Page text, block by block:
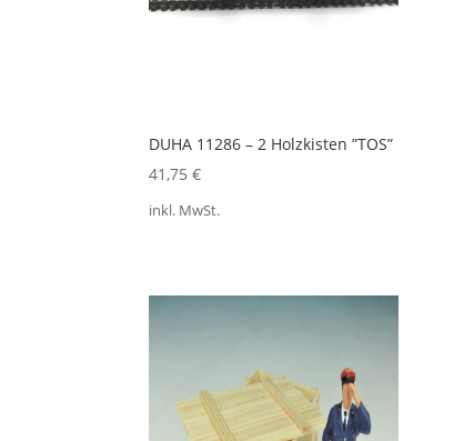
DUHA 11286 – 2 Holzkisten ”TOS”
41,75€
inkl. MwSt.